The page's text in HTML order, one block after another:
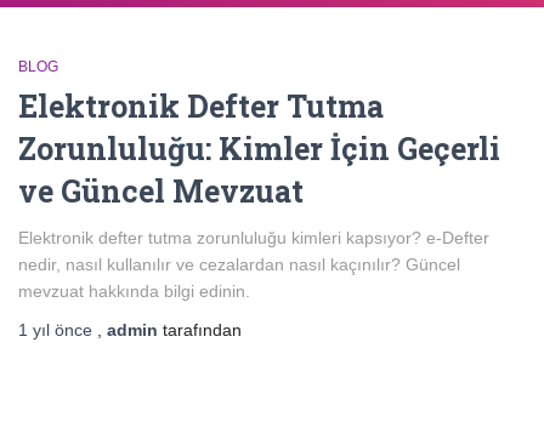
BLOG
Elektronik Defter Tutma
Zorunluluğu: Kimler İçin Geçerli
ve Güncel Mevzuat
Elektronik defter tutma zorunluluğu kimleri kapsıyor? e-Defter
nedir, nasıl kullanılır ve cezalardan nasıl kaçınılır? Güncel
mevzuat hakkında bilgi edinin.
1 yıl önce admin tarafından